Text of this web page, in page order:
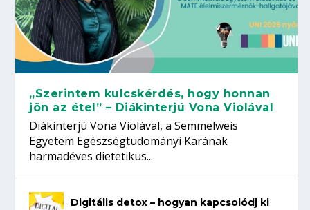
„Szerintem kulcskérdés, hogy honnan
jön az étel” – Diákinterjú Vona Violával
Diákinterjú Vona Violával, a Semmelweis
Egyetem Egészségtudományi Karának
harmadéves dietetikus...
Digitális detox – hogyan kapcsolódj ki